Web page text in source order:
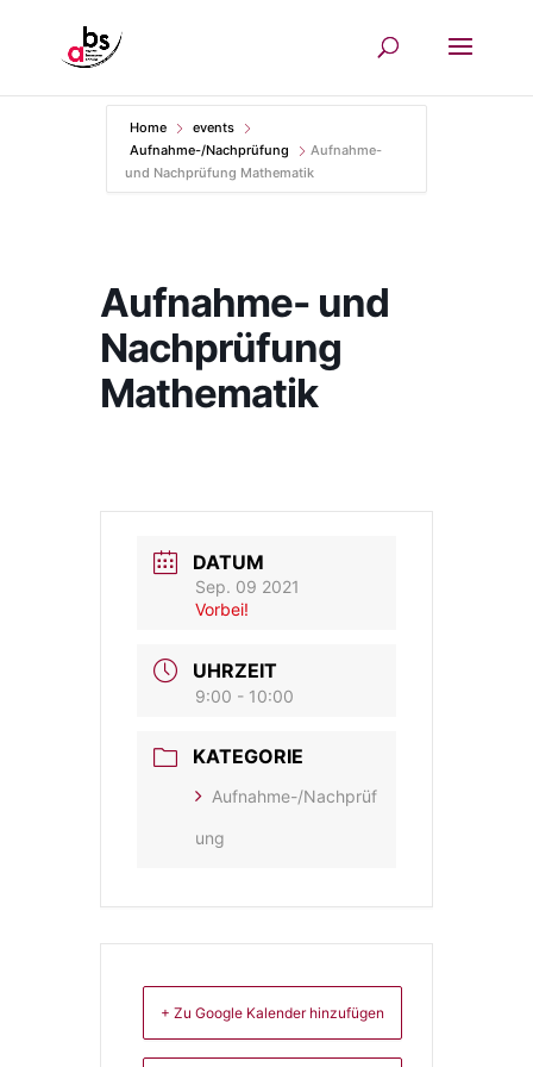
Home
events
Aufnahme-/Nachprüfung
Aufnahme-
und Nachprüfung Mathematik
Aufnahme- und
Nachprüfung
Mathematik
DATUM
Sep. 09 2021
Vorbei!
UHRZEIT
9:00 - 10:00
KATEGORIE
Aufnahme-/Nachprüf
ung
+ Zu Google Kalender hinzufügen